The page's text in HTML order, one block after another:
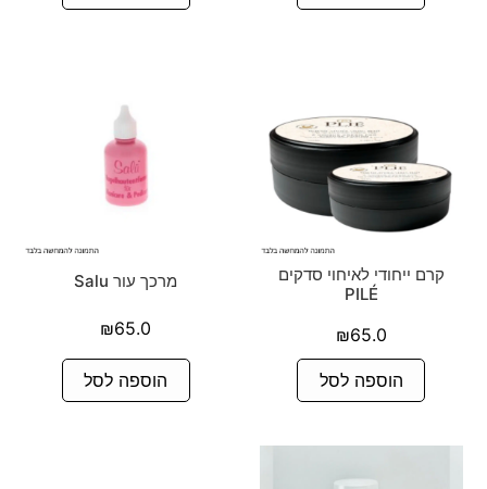
קרם ייחודי לאיחוי סדקים
PILÉ
₪65.0
הוספה לסל
מרכך עור Salu
₪65.0
הוספה לסל